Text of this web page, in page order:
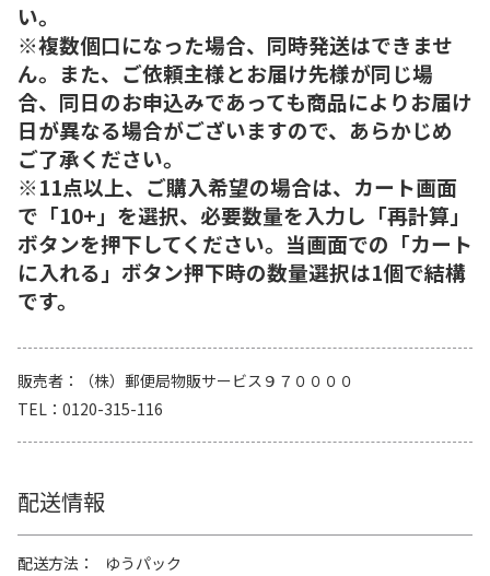
い。
※複数個口になった場合、同時発送はできませ
ん。また、ご依頼主様とお届け先様が同じ場
合、同日のお申込みであっても商品によりお届け
日が異なる場合がございますので、あらかじめ
ご了承ください。
※11点以上、ご購入希望の場合は、カート画面
で「10+」を選択、必要数量を入力し「再計算」
ボタンを押下してください。当画面での「カート
に入れる」ボタン押下時の数量選択は1個で結構
です。
販売者
（株）郵便局物販サービス９７００００
TEL
0120-315-116
配送情報
配送方法
ゆうパック